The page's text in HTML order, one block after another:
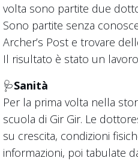
volta sono partite due
Sono partite senza
Archer’s Post e trovare
Il risultato è stato un
🩺Sanità
Per la prima volta nella
scuola di Gir Gir. Le
su crescita, condizioni
informazioni, poi tabulate